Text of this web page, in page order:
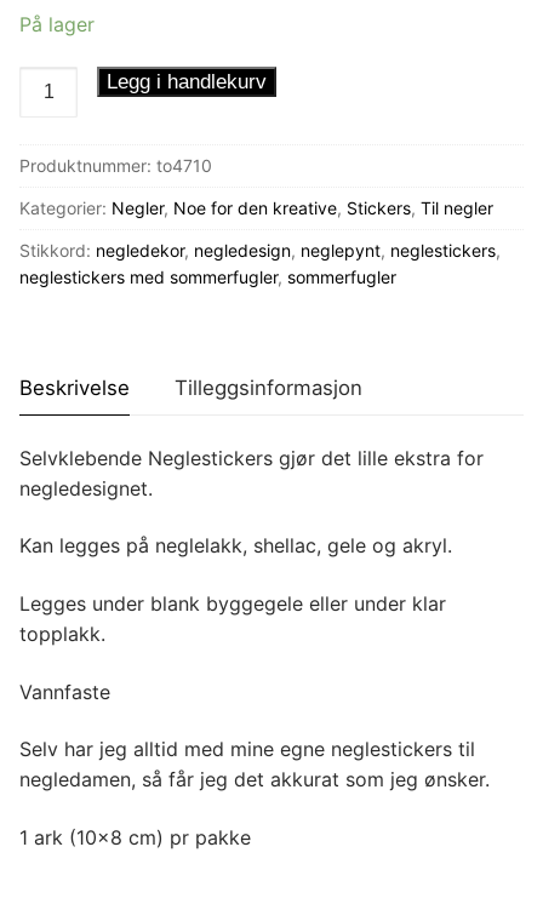
På lager
Neglestickers
antall
Legg i handlekurv
Produktnummer: to4710
Kategorier: Negler, Noe for den kreative, Stickers, Til negler
Stikkord: negledekor, negledesign, neglepynt, neglestickers,
neglestickers med sommerfugler, sommerfugler
Beskrivelse Tilleggsinformasjon
Selvklebende Neglestickers gjør det lille ekstra for
negledesignet.
Kan legges på neglelakk, shellac, gele og akryl.
Legges under blank byggegele eller under klar
topplakk.
Vannfaste
Selv har jeg alltid med mine egne neglestickers til
negledamen, så får jeg det akkurat som jeg ønsker.
1 ark (10×8 cm) pr pakke